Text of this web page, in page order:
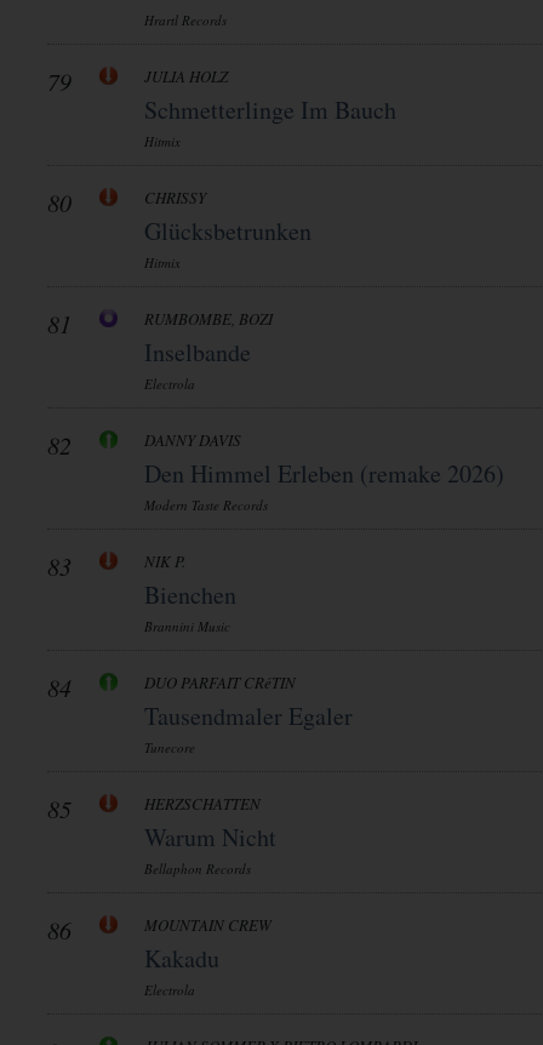
Hrartl Records
79 JULIA HOLZ
Schmetterlinge Im Bauch
Hitmix
80 CHRISSY
Glücksbetrunken
Hitmix
81 RUMBOMBE, BOZI
Inselbande
Electrola
82 DANNY DAVIS
Den Himmel Erleben (remake 2026)
Modern Taste Records
83 NIK P.
Bienchen
Brannini Music
84 DUO PARFAIT CRéTIN
Tausendmaler Egaler
Tunecore
85 HERZSCHATTEN
Warum Nicht
Bellaphon Records
86 MOUNTAIN CREW
Kakadu
Electrola